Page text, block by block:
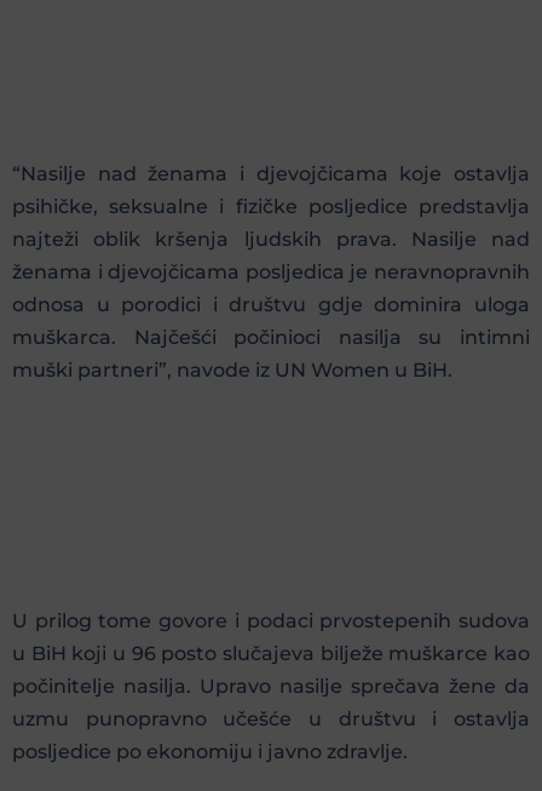
“Nasilje nad ženama i djevojčicama koje ostavlja
psihičke, seksualne i fizičke posljedice predstavlja
najteži oblik kršenja ljudskih prava. Nasilje nad
ženama i djevojčicama posljedica je neravnopravnih
odnosa u porodici i društvu gdje dominira uloga
muškarca. Najčešći počinioci nasilja su intimni
muški partneri”, navode iz UN Women u BiH.
U prilog tome govore i podaci prvostepenih sudova
u BiH koji u 96 posto slučajeva bilježe muškarce kao
počinitelje nasilja. Upravo nasilje sprečava žene da
uzmu punopravno učešće u društvu i ostavlja
posljedice po ekonomiju i javno zdravlje.